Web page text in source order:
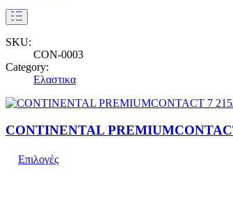
SKU:
CON-0003
Category:
Ελαστικα
CONTINENTAL
Επιλογές